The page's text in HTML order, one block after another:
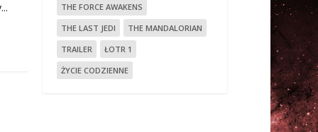
THE FORCE AWAKENS
THE LAST JEDI
THE MANDALORIAN
TRAILER
ŁOTR 1
ŻYCIE CODZIENNE